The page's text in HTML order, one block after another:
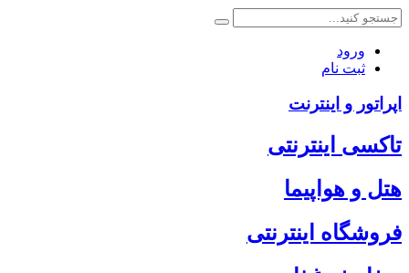
ورود
ثبت نام
اپراتور و اینترنت
تاکسی اینترنتی
هتل و هواپیما
فروشگاه اینترنتی